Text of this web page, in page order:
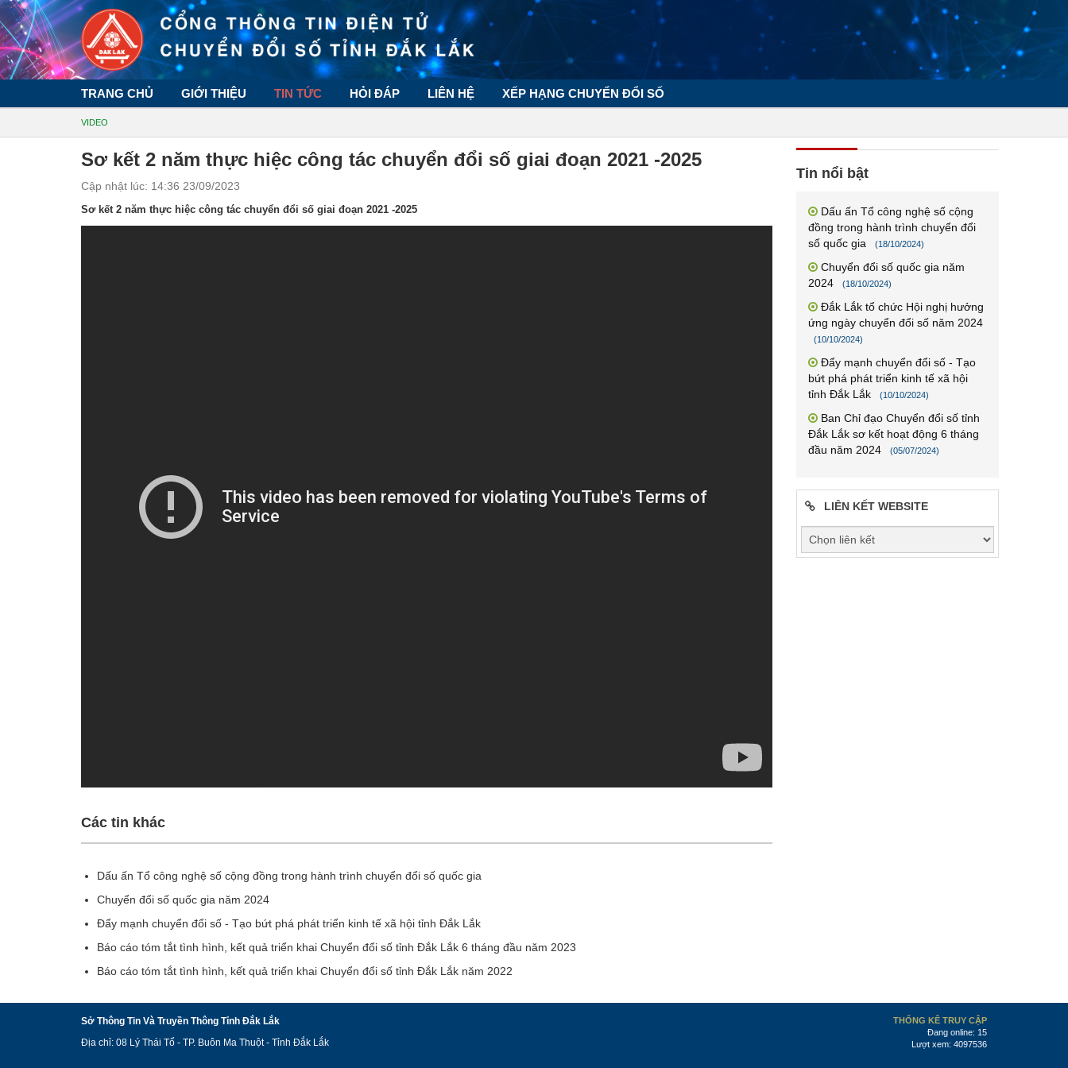
TRANG CHỦ GIỚI THIỆU TIN TỨC HỎI ĐÁP LIÊN HỆ XẾP HẠNG CHUYỂN ĐỔI SỐ
VIDEO
Sơ kết 2 năm thực hiệc công tác chuyển đổi số giai đoạn 2021 -2025
Cập nhật lúc: 14:36 23/09/2023
Sơ kết 2 năm thực hiệc công tác chuyển đổi số giai đoạn 2021 -2025
Các tin khác
Dấu ấn Tổ công nghệ số cộng đồng trong hành trình chuyển đổi số quốc gia
Chuyển đổi số quốc gia năm 2024
Đẩy mạnh chuyển đổi số - Tạo bứt phá phát triển kinh tế xã hội tỉnh Đắk Lắk
Báo cáo tóm tắt tình hình, kết quả triển khai Chuyển đổi số tỉnh Đắk Lắk 6 tháng đầu năm 2023
Báo cáo tóm tắt tình hình, kết quả triển khai Chuyển đổi số tỉnh Đắk Lắk năm 2022
Tin nổi bật
Dấu ấn Tổ công nghệ số cộng
đồng trong hành trình chuyển đổi
số quốc gia
(18/10/2024)
Chuyển đổi số quốc gia năm
2024
(18/10/2024)
Đắk Lắk tổ chức Hội nghị hưởng
ứng ngày chuyển đổi số năm 2024
(10/10/2024)
Đẩy mạnh chuyển đổi số - Tạo
bứt phá phát triển kinh tế xã hội
tỉnh Đắk Lắk
(10/10/2024)
Ban Chỉ đạo Chuyển đổi số tỉnh
Đắk Lắk sơ kết hoạt động 6 tháng
đầu năm 2024
(05/07/2024)
LIÊN KẾT WEBSITE
Sở Thông Tin Và Truyền Thông Tỉnh Đắk Lắk
Địa chỉ: 08 Lý Thái Tổ - TP. Buôn Ma Thuột - Tỉnh Đắk Lắk
THỐNG KÊ TRUY CẬP
Đang online: 15
Lượt xem: 4097536